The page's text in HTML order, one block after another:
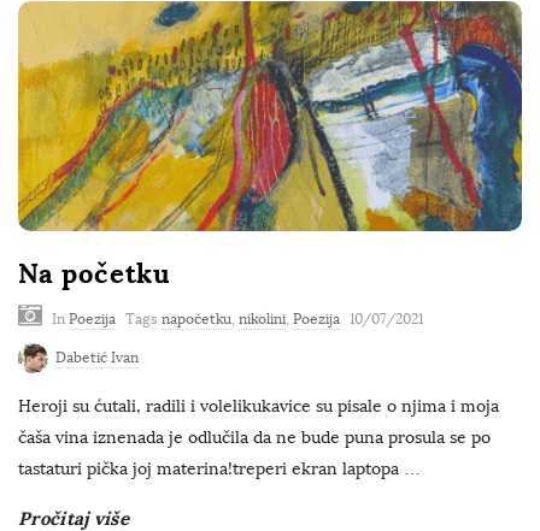
Na početku
In Poezija Tags napočetku nikolini Poezija 10/07/2021
Dabetić Ivan
Heroji su ćutali, radili i volelikukavice su pisale o njima i moja
čaša vina iznenada je odlučila da ne bude puna prosula se po
tastaturi pička joj materina!treperi ekran laptopa …
Pročitaj više